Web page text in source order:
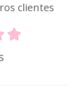
clientes